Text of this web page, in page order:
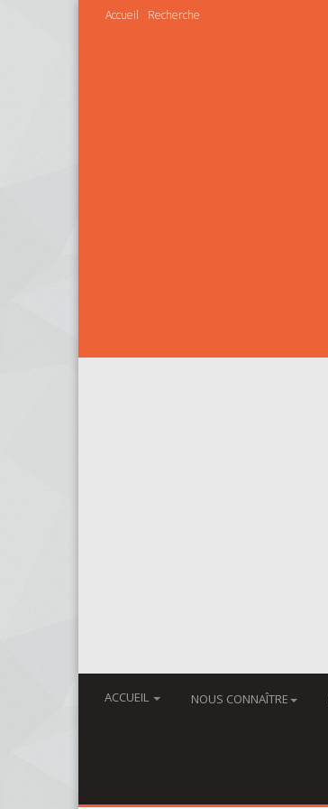
Accueil Recherche
ACCUEIL NOUS CONNAÎTRE